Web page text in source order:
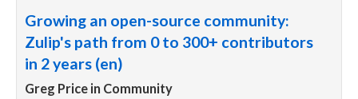
Growing an open-source community:
Zulip's path from 0 to 300+ contributors
in 2 years (en)
Greg Price in Community